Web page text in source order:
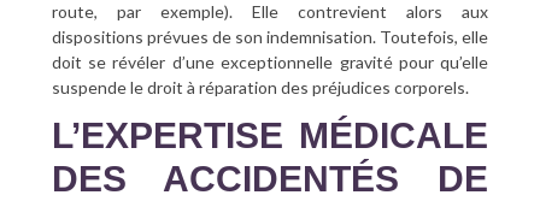
route, par exemple). Elle contrevient alors aux
dispositions prévues de son indemnisation. Toutefois, elle
doit se révéler d’une exceptionnelle gravité pour qu’elle
suspende le droit à réparation des préjudices corporels.
L’EXPERTISE MÉDICALE
DES ACCIDENTÉS DE